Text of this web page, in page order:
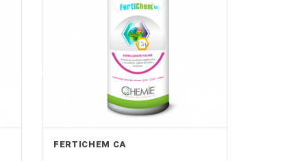
FERTICHEM CA